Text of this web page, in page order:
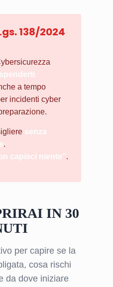
138/2024
a tempo
incidenti cyber
senza
.
capisci niente”.
IN 30
per capire se la
cosa rischi
da dove iniziare